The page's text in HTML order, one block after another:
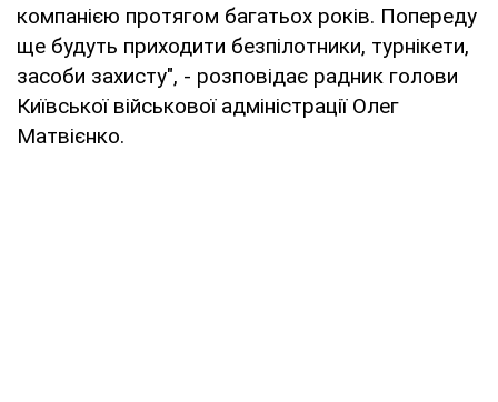
компанією протягом багатьох років. Попереду
ще будуть приходити безпілотники, турнікети,
засоби захисту", - розповідає радник голови
Київської військової адміністрації Олег
Матвієнко.